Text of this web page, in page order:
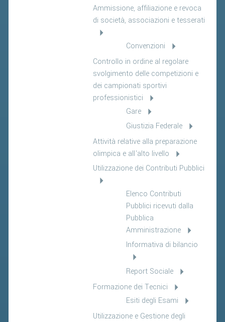
Ammissione, affiliazione e revoca
di società, associazioni e tesserati
Convenzioni
Controllo in ordine al regolare
svolgimento delle competizioni e
dei campionati sportivi
professionistici
Gare
Giustizia Federale
Attività relative alla preparazione
olimpica e all'alto livello
Utilizzazione dei Contributi Pubblici
Elenco Contributi
Pubblici ricevuti dalla
Pubblica
Amministrazione
Informativa di bilancio
Report Sociale
Formazione dei Tecnici
Esiti degli Esami
Utilizzazione e Gestione degli